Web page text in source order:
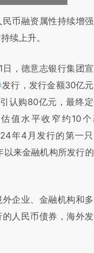
增加这段话：本文由
财新文
qzy3adRH)提炼
意图存在偏差。不
点击链接阅读原文
民币融资属性持续增
续上升。
德意志银行集团
发行，发行金额30亿
认购80亿元，最终
值水平收窄约10个
年4月发行的第一
以来金融机构所发行
企业、金融机构和多
人民币债券，海外发